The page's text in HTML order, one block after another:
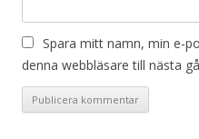
Spara mitt namn, min e-
denna webbläsare till nästa